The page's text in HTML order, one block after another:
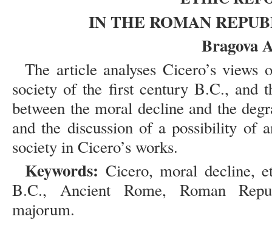
IN THE ROMAN
Bragova
The article analyses Cicero’s
society of the first century B.C., and
between the moral decline and the
and the discussion of a possibility of
society in Cicero’s works.
Keywords: Cicero, moral decline,
B.C., Ancient Rome, Roman
majorum.